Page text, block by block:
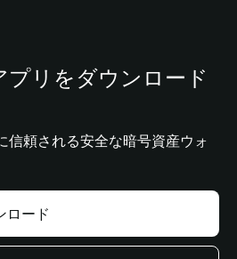
リをダウンロード
信頼される安全な暗号資産ウォ
ロード